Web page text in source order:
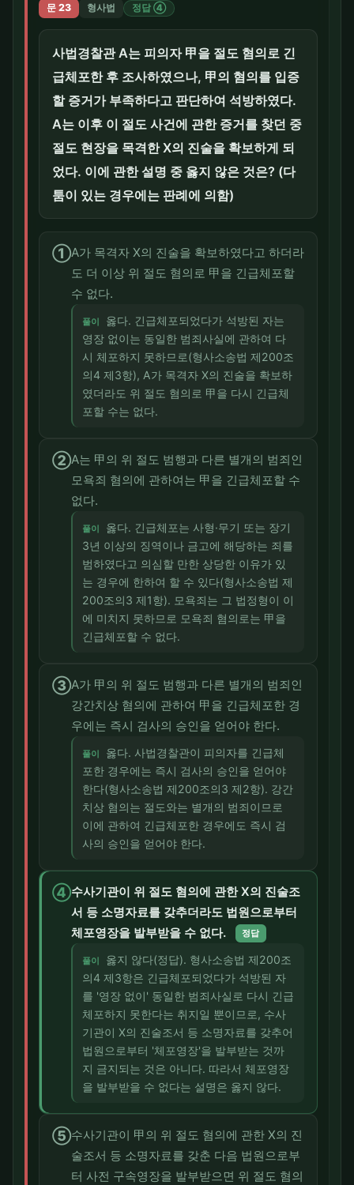
문 23 형사법 정답 ④
사법경찰관 A는 피의자 甲을 절도 혐의로 긴
급체포한 후 조사하였으나, 甲의 혐의를 입증
할 증거가 부족하다고 판단하여 석방하였다.
A는 이후 이 절도 사건에 관한 증거를 찾던 중
절도 현장을 목격한 X의 진술을 확보하게 되
었다. 이에 관한 설명 중 옳지 않은 것은? (다
툼이 있는 경우에는 판례에 의함)
①A가 목격자 X의 진술을 확보하였다고 하더라
도 더 이상 위 절도 혐의로 甲을 긴급체포할
수 없다.
풀이
옳다. 긴급체포되었다가 석방된 자는
영장 없이는 동일한 범죄사실에 관하여 다
시 체포하지 못하므로(형사소송법 제200조
의4 제3항), A가 목격자 X의 진술을 확보하
였더라도 위 절도 혐의로 甲을 다시 긴급체
포할 수는 없다.
②A는 甲의 위 절도 범행과 다른 별개의 범죄인
모욕죄 혐의에 관하여는 甲을 긴급체포할 수
없다.
풀이
옳다. 긴급체포는 사형·무기 또는 장기
3년 이상의 징역이나 금고에 해당하는 죄를
범하였다고 의심할 만한 상당한 이유가 있
는 경우에 한하여 할 수 있다(형사소송법 제
200조의3 제1항). 모욕죄는 그 법정형이 이
에 미치지 못하므로 모욕죄 혐의로는 甲을
긴급체포할 수 없다.
③A가 甲의 위 절도 범행과 다른 별개의 범죄인
강간치상 혐의에 관하여 甲을 긴급체포한 경
우에는 즉시 검사의 승인을 얻어야 한다.
풀이
옳다. 사법경찰관이 피의자를 긴급체
포한 경우에는 즉시 검사의 승인을 얻어야
한다(형사소송법 제200조의3 제2항). 강간
치상 혐의는 절도와는 별개의 범죄이므로
이에 관하여 긴급체포한 경우에도 즉시 검
사의 승인을 얻어야 한다.
④수사기관이 위 절도 혐의에 관한 X의 진술조
서 등 소명자료를 갖추더라도 법원으로부터
체포영장을 발부받을 수 없다.
정답
풀이
옳지 않다(정답). 형사소송법 제200조
의4 제3항은 긴급체포되었다가 석방된 자
를 '영장 없이' 동일한 범죄사실로 다시 긴급
체포하지 못한다는 취지일 뿐이므로, 수사
기관이 X의 진술조서 등 소명자료를 갖추어
법원으로부터 '체포영장'을 발부받는 것까
지 금지되는 것은 아니다. 따라서 체포영장
을 발부받을 수 없다는 설명은 옳지 않다.
⑤수사기관이 甲의 위 절도 혐의에 관한 X의 진
술조서 등 소명자료를 갖춘 다음 법원으로부
터 사전 구속영장을 발부받으면 위 절도 혐의